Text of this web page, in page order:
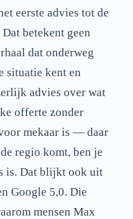
eerste advies tot de
betekent geen
dat onderweg
situatie kent en
advies over wat
offerte zonder
mekaar is — daar
regio komt, ben je
is. Dat blijkt ook uit
Google 5,0. Die
mensen Max